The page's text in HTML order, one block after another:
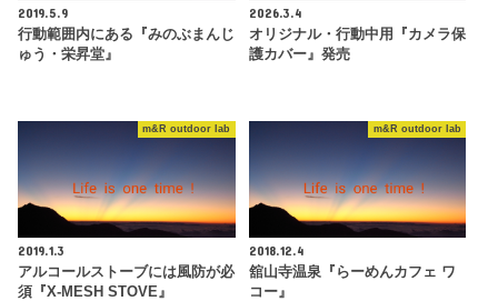
2019.5.9
行動範囲内にある『みのぶまんじ
ゅう・栄昇堂』
2026.3.4
オリジナル・行動中用『カメラ保
護カバー』発売
m&R outdoor lab
2019.1.3
アルコールストーブには風防が必
須『X-MESH STOVE』
m&R outdoor lab
2018.12.4
舘山寺温泉『らーめんカフェ ワ
コー』